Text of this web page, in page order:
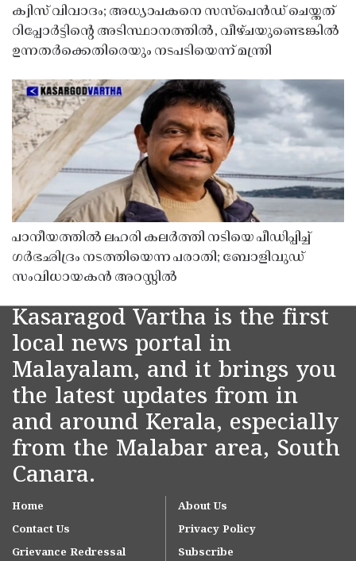
ക്വിസ് വിവാദം; അധ്യാപകനെ സസ്‌പെൻഡ് ചെയ്തത്
റിപ്പോർട്ടിൻ്റെ അടിസ്ഥാനത്തിൽ, വീഴ്ചയുണ്ടെങ്കിൽ
ഉന്നതർക്കെതിരെയും നടപടിയെന്ന് മന്ത്രി
പാനീയത്തിൽ ലഹരി കലർത്തി നടിയെ പീഡിപ്പിച്ച്
ഗർഭഛിദ്രം നടത്തിയെന്ന പരാതി; ബോളിവുഡ്
സംവിധായകൻ അറസ്റ്റിൽ
Kasaragod Vartha is the first
local news portal in
Malayalam, and it brings you
the latest updates from in
and around Kerala, especially
from the Malabar area, South
Canara.
Home
About Us
Contact Us
Privacy Policy
Grievance Redressal
Subscribe